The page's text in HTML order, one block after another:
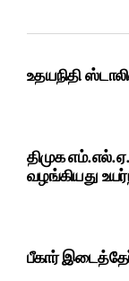
உதயநிதி
திமுக
வழங்கியது
பீகார்